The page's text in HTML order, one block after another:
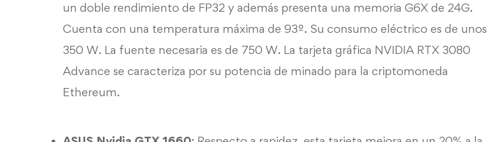
un doble rendimiento de FP32 y además presenta una memoria G6X de 24G.
Cuenta con una temperatura máxima de 93º. Su consumo eléctrico es de unos
350 W. La fuente necesaria es de 750 W. La tarjeta gráfica NVIDIA RTX 3080
Advance se caracteriza por su potencia de minado para la criptomoneda
Ethereum.